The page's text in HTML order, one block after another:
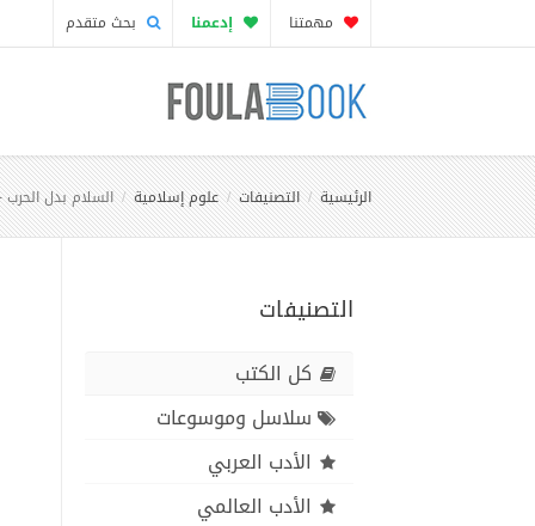
مهمتنا إدعمنا بحث متقدم
الرئيسية التصنيفات علوم إسلامية السلام بدل
التصنيفات
كل الكتب
سلاسل وموسوعات
الأدب العربي
الأدب العالمي